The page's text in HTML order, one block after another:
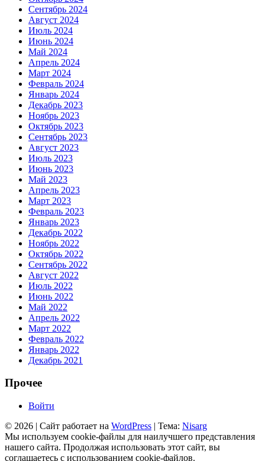
Сентябрь 2024
Август 2024
Июль 2024
Июнь 2024
Май 2024
Апрель 2024
Март 2024
Февраль 2024
Январь 2024
Декабрь 2023
Ноябрь 2023
Октябрь 2023
Сентябрь 2023
Август 2023
Июль 2023
Июнь 2023
Май 2023
Апрель 2023
Март 2023
Февраль 2023
Январь 2023
Декабрь 2022
Ноябрь 2022
Октябрь 2022
Сентябрь 2022
Август 2022
Июль 2022
Июнь 2022
Май 2022
Апрель 2022
Март 2022
Февраль 2022
Январь 2022
Декабрь 2021
Прочее
Войти
© 2026 | Сайт работает на WordPress | Тема: Nisarg
Мы используем cookie-файлы для наилучшего представления
нашего сайта. Продолжая использовать этот сайт, вы
соглашаетесь с использованием cookie-файлов.